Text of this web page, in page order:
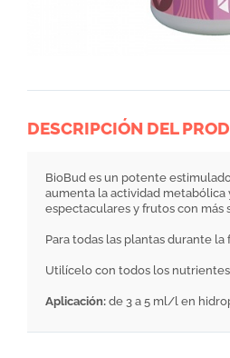
DESCRIPCIÓN DEL
BioBud es un potente
aumenta la actividad metabólica
espectaculares y frutos con más
Para todas las plantas durante la
Utilícelo con todos los
Aplicación: de 3 a 5 ml/l en